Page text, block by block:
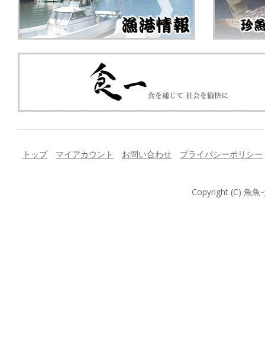
トップ マイアカウント お問い合わせ プライバシーポリシー
Copyright (C) 魚